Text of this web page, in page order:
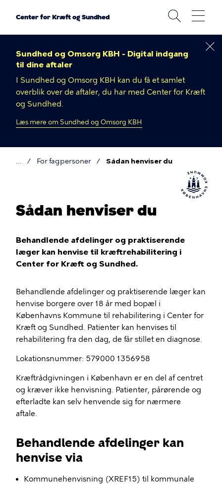
Center for Kræft og Sundhed
Sundhed og Omsorg KBH - Digital indgang
til dine aftaler
I Sundhed og Omsorg KBH kan du få et samlet
overblik over de aftaler, du har med Center for Kræft
og Sundhed.
Læs mere om Sundhed og Omsorg KBH
For fagpersoner Sådan henviser du
Sådan henviser du
Behandlende afdelinger og praktiserende
læger kan henvise til kræftrehabilitering i
Center for Kræft og Sundhed.
Behandlende afdelinger og praktiserende læger kan
henvise borgere over 18 år med bopæl i
Københavns Kommune til rehabilitering i Center for
Kræft og Sundhed. Patienter kan henvises til
rehabilitering fra den dag, de får stillet en diagnose.
Lokationsnummer: 579000 1356958
Kræftrådgivningen i København er en del af centret
og kræver ikke henvisning. Patienter, pårørende og
efterladte kan selv henvende sig for nærmere
aftale.
Behandlende afdelinger kan
henvise via
Kommunehenvisning (XREF15) til kommunale